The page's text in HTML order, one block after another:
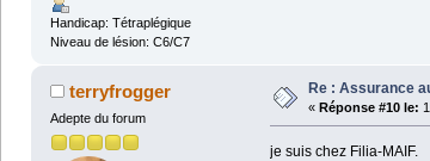
Handicap: Tétraplégique
Niveau de lésion: C6/C7
terryfrogger
Adepte du forum
Re : Assurance
« Réponse #10 le:
je suis chez Filia-MAIF.